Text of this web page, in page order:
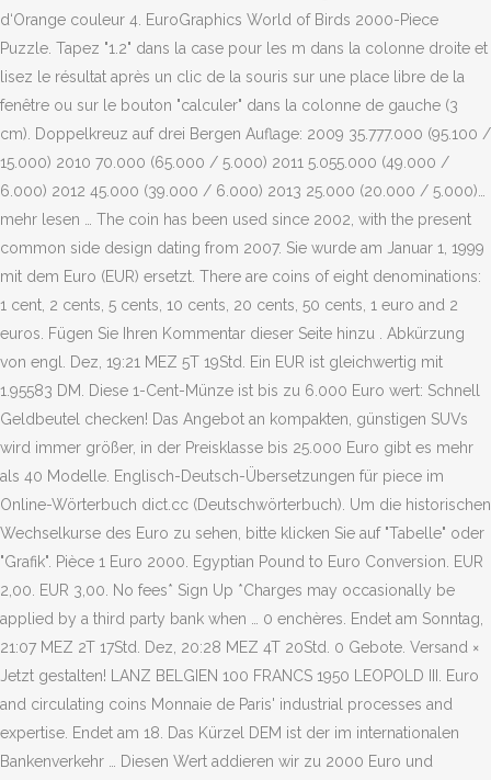
d‘Orange couleur 4. EuroGraphics World of Birds 2000-Piece
Puzzle. Tapez "1.2" dans la case pour les m dans la colonne droite et
lisez le résultat après un clic de la souris sur une place libre de la
fenêtre ou sur le bouton "calculer" dans la colonne de gauche (3
cm). Doppelkreuz auf drei Bergen Auflage: 2009 35.777.000 (95.100 /
15.000) 2010 70.000 (65.000 / 5.000) 2011 5.055.000 (49.000 /
6.000) 2012 45.000 (39.000 / 6.000) 2013 25.000 (20.000 / 5.000)…
mehr lesen … The coin has been used since 2002, with the present
common side design dating from 2007. Sie wurde am Januar 1, 1999
mit dem Euro (EUR) ersetzt. There are coins of eight denominations:
1 cent, 2 cents, 5 cents, 10 cents, 20 cents, 50 cents, 1 euro and 2
euros. Fügen Sie Ihren Kommentar dieser Seite hinzu . Abkürzung
von engl. Dez, 19:21 MEZ 5T 19Std. Ein EUR ist gleichwertig mit
1.95583 DM. Diese 1-Cent-Münze ist bis zu 6.000 Euro wert: Schnell
Geldbeutel checken! Das Angebot an kompakten, günstigen SUVs
wird immer größer, in der Preisklasse bis 25.000 Euro gibt es mehr
als 40 Modelle. Englisch-Deutsch-Übersetzungen für piece im
Online-Wörterbuch dict.cc (Deutschwörterbuch). Um die historischen
Wechselkurse des Euro zu sehen, bitte klicken Sie auf "Tabelle" oder
"Grafik". Pièce 1 Euro 2000. Egyptian Pound to Euro Conversion. EUR
2,00. EUR 3,00. No fees* Sign Up *Charges may occasionally be
applied by a third party bank when … 0 enchères. Endet am Sonntag,
21:07 MEZ 2T 17Std. Dez, 20:28 MEZ 4T 20Std. 0 Gebote. Versand ×
Jetzt gestalten! LANZ BELGIEN 100 FRANCS 1950 LEOPOLD III. Euro
and circulating coins Monnaie de Paris' industrial processes and
expertise. Endet am 18. Das Kürzel DEM ist der im internationalen
Bankenverkehr … Diesen Wert addieren wir zu 2000 Euro und